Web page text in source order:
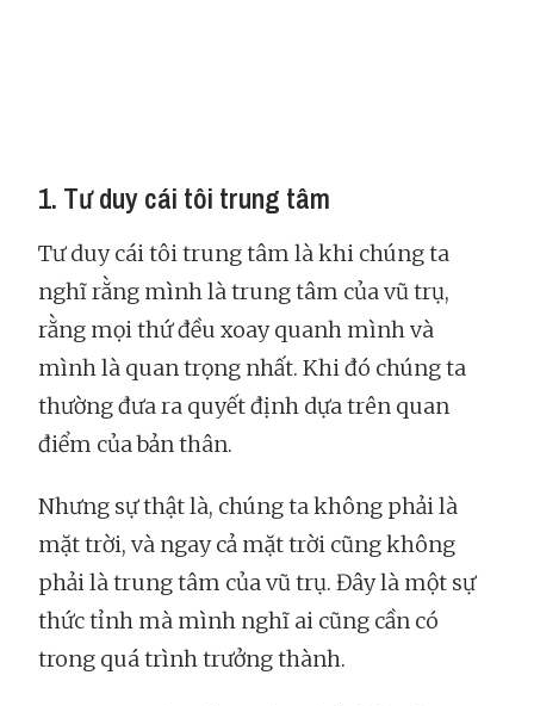
1. Tư duy cái tôi trung tâm
Tư duy cái tôi trung tâm là khi chúng ta
nghĩ rằng mình là trung tâm của vũ trụ,
rằng mọi thứ đều xoay quanh mình và
mình là quan trọng nhất. Khi đó chúng ta
thường đưa ra quyết định dựa trên quan
điểm của bản thân.
Nhưng sự thật là, chúng ta không phải là
mặt trời, và ngay cả mặt trời cũng không
phải là trung tâm của vũ trụ. Đây là một sự
thức tỉnh mà mình nghĩ ai cũng cần có
trong quá trình trưởng thành.